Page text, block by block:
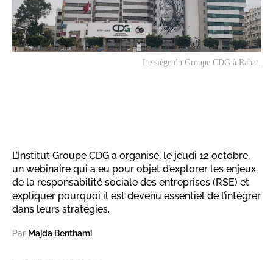
Le siège du Groupe CDG à Rabat.
L’Institut Groupe CDG a organisé, le jeudi 12 octobre,
un webinaire qui a eu pour objet d’explorer les enjeux
de la responsabilité sociale des entreprises (RSE) et
expliquer pourquoi il est devenu essentiel de l’intégrer
dans leurs stratégies.
Par Majda Benthami